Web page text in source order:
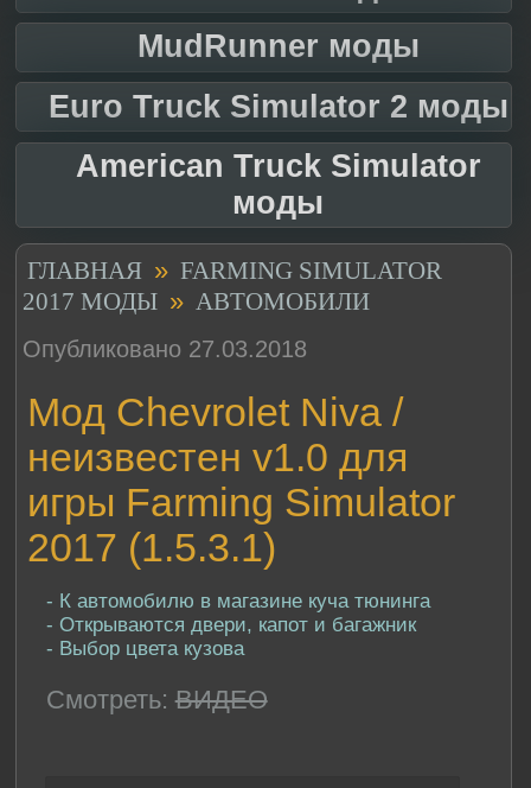
MudRunner моды
Euro Truck Simulator 2 моды
American Truck Simulator
моды
ГЛАВНАЯ » FARMING SIMULATOR
2017 МОДЫ » АВТОМОБИЛИ
Опубликовано 27.03.2018
Мод Chevrolet Niva /
неизвестен v1.0 для
игры Farming Simulator
2017 (1.5.3.1)
- К автомобилю в магазине куча тюнинга
- Открываются двери, капот и багажник
- Выбор цвета кузова
Смотреть: ВИДЕО